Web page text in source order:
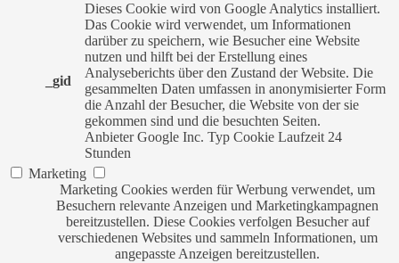
_gid
Dieses Cookie wird von Google Analytics installiert.
Das Cookie wird verwendet, um Informationen
darüber zu speichern, wie Besucher eine Website
nutzen und hilft bei der Erstellung eines
Analyseberichts über den Zustand der Website. Die
gesammelten Daten umfassen in anonymisierter Form
die Anzahl der Besucher, die Website von der sie
gekommen sind und die besuchten Seiten.
Anbieter Google Inc. Typ Cookie Laufzeit 24
Stunden
Marketing
Marketing Cookies werden für Werbung verwendet, um
Besuchern relevante Anzeigen und Marketingkampagnen
bereitzustellen. Diese Cookies verfolgen Besucher auf
verschiedenen Websites und sammeln Informationen, um
angepasste Anzeigen bereitzustellen.